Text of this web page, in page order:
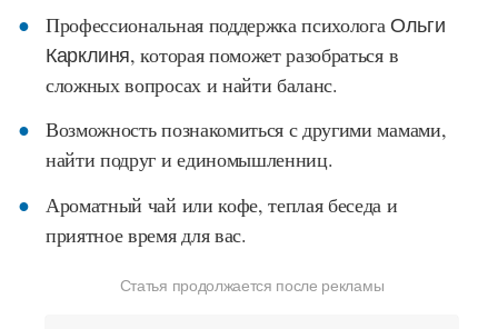
Профессиональная поддержка психолога Ольги
Карклиня, которая поможет разобраться в
сложных вопросах и найти баланс.
Возможность познакомиться с другими мамами,
найти подруг и единомышленниц.
Ароматный чай или кофе, теплая беседа и
приятное время для вас.
Статья продолжается после рекламы